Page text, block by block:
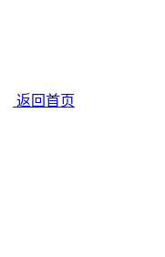
返回首页